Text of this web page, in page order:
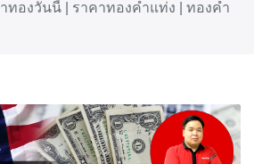
าทองวันนี้ | ราคาทองคำแท่ง | ทองคำ